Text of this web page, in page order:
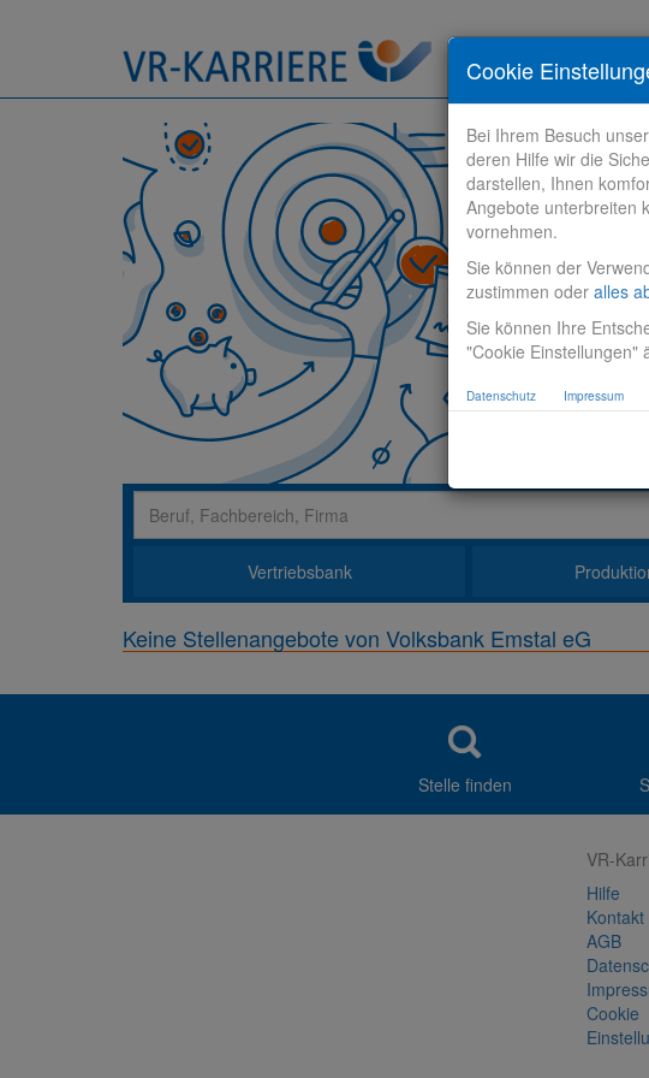
Stelle finden
Vertriebsbank
Keine Stellenangebote von Volksbank Emstal eG
Stelle finden
VR-
Hilfe
Kontakt
AGB
Cookie
Cookie
Bei Ihrem Besuch
deren Hilfe wir die
darstellen, Ihnen
Angebote unterbreiten
vornehmen.
Sie können der
zustimmen oder alles
Sie können Ihre
"Cookie Einstellungen"
Datenschutz Impressum